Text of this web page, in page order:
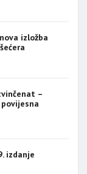
izložba
–
izdanje